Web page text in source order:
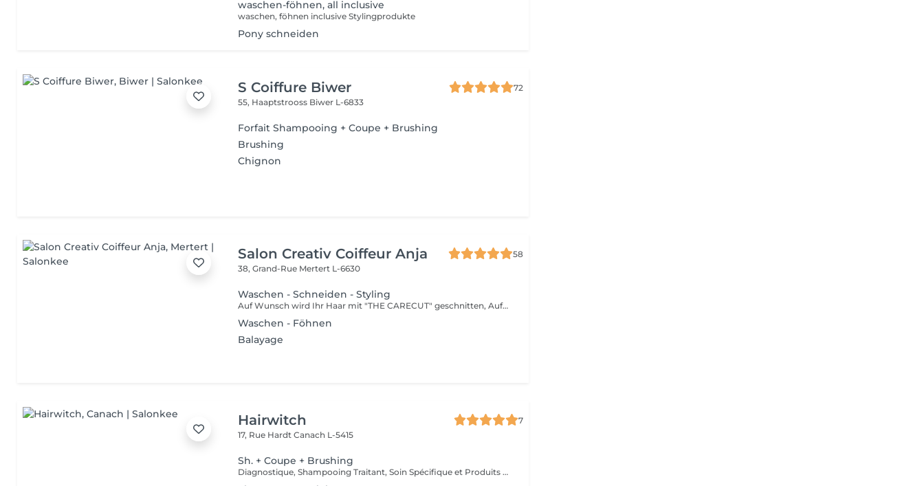
waschen-föhnen, all inclusive
waschen, föhnen inclusive Stylingprodukte
Pony schneiden
S Coiffure Biwer
72
55, Haaptstrooss Biwer L-6833
Forfait Shampooing + Coupe + Brushing
Brushing
Chignon
Salon Creativ Coiffeur Anja
58
38, Grand-Rue Mertert L-6630
Waschen - Schneiden - Styling
Auf Wunsch wird Ihr Haar mit "THE CARECUT" geschnitten, Aufpreis: +10€ Informationsvideo "THE CARECUT" oben Video anklicken
Waschen - Föhnen
Balayage
Hairwitch
7
17, Rue HardtCanach L-5415
Sh. + Coupe + Brushing
Diagnostique, Shampooing Traitant, Soin Spécifique et Produits Coiffants inclus